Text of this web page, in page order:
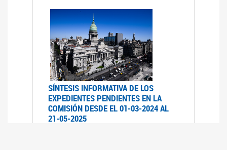
SÍNTESIS INFORMATIVA DE LOS
EXPEDIENTES PENDIENTES EN LA
COMISIÓN DESDE EL 01-03-2024 AL
21-05-2025